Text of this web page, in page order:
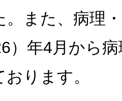
。また、病理
）年4月から
ります。